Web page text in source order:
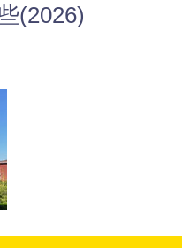
(2026)